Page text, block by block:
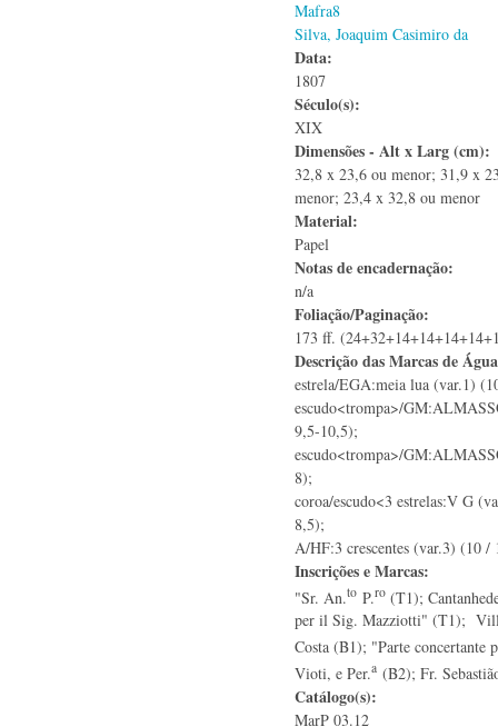
Mafra8
Silva, Joaquim Casimiro da
Data:
1807
Século(s):
XIX
Dimensões - Alt x Larg (cm):
32,8 x 23,6 ou menor; 31,9 x
menor; 23,4 x 32,8 ou menor
Material:
Papel
Notas de encadernação:
n/a
Foliação/Paginação:
173 ff.
Descrição das Marcas de
estrela/EGA:meia lua (var.1)
escudo<trompa>/
9,5-10,5);
escudo<trompa>/
8);
coroa/escudo<3 estrelas:V G
8,5);
A/HF:3 crescentes (var.3) (10
Inscrições e Marcas:
"Sr. An.to P.ro (T1);
per il Sig. Mazziotti" (T1);
Costa (B1); "Parte concertante
Vioti, e Per.a (B2); Fr.
Catálogo(s):
MarP 03.12